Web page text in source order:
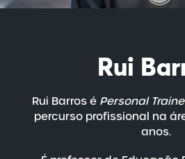
Rui
Rui Barros é Personal
percurso profissional na
anos.